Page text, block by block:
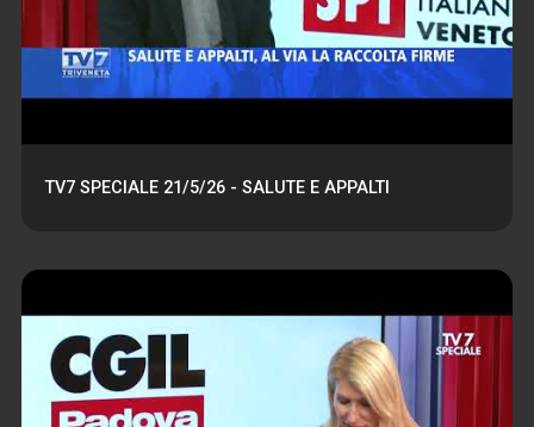
TV7 SPECIALE 21/5/26 - SALUTE E APPALTI